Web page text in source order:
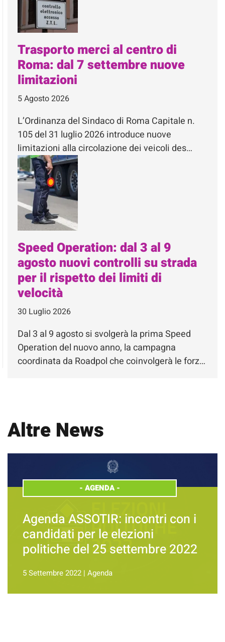
Trasporto merci al centro di
Roma: dal 7 settembre nuove
limitazioni
5 Agosto 2026
L’Ordinanza del Sindaco di Roma Capitale n.
105 del 31 luglio 2026 introduce nuove
limitazioni alla circolazione dei veicoli des…
Speed Operation: dal 3 al 9
agosto nuovi controlli su strada
per il rispetto dei limiti di
velocità
30 Luglio 2026
Dal 3 al 9 agosto si svolgerà la prima Speed
Operation del nuovo anno, la campagna
coordinata da Roadpol che coinvolgerà le forz…
Altre News
- AGENDA-
Agenda ASSOTIR: incontri con i
candidati per le elezioni
politiche del 25 settembre 2022
5 Settembre 2022 | Agenda